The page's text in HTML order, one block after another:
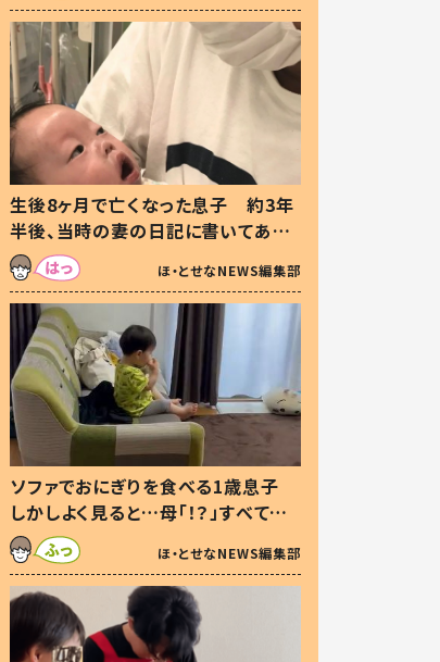
生後8ヶ月で亡くなった息子 約3年
半後、当時の妻の日記に書いてあっ
た本音とは
ほ・とせなNEWS編集部
ソファでおにぎりを食べる1歳息子
しかしよく見ると…母「！？」すべてを
察した母の投稿に「可愛いから許
す！」「現行犯〜」
ほ・とせなNEWS編集部